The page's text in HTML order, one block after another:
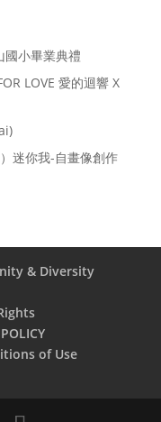
小畢業典禮
LOVE 愛的迴響 X
迷你我-自畫像創作
& Diversity
of Use